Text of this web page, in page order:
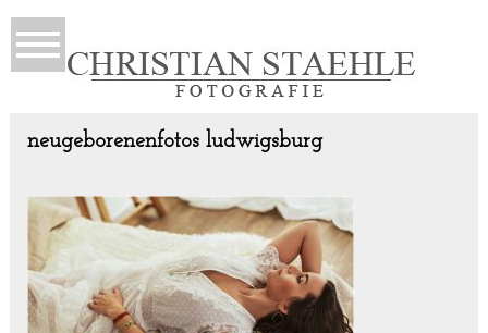
neugeborenenfotos ludwigsburg